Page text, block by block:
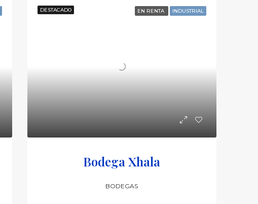
DESTACADO EN RENTA INDUSTRIAL
Bodega Xhala
BODEGAS